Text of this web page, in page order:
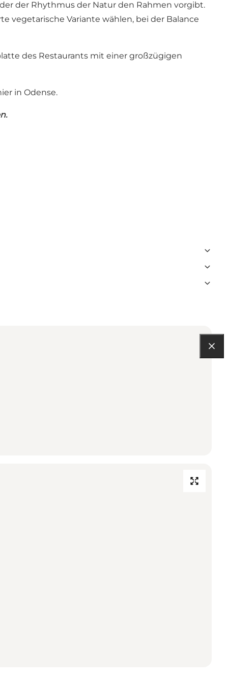
der Rhythmus der Natur den Rahmen vorgibt.
vegetarische Variante wählen, bei der Balance
des Restaurants mit einer großzügigen
in Odense.